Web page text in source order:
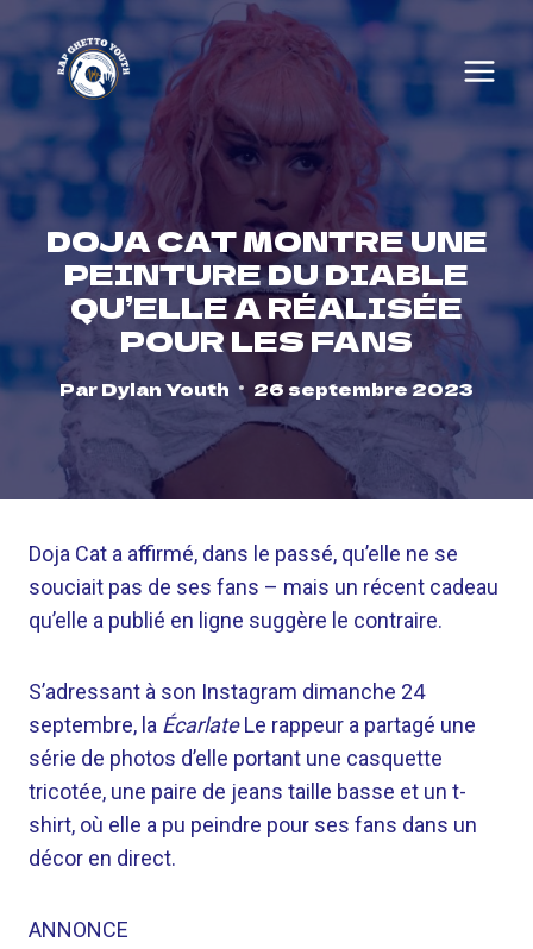
to
content
DOJA CAT MONTRE UNE
PEINTURE DU DIABLE
QU’ELLE A RÉALISÉE
POUR LES FANS
ParDylan Youth 26 septembre 2023
Doja Cat a affirmé, dans le passé, qu’elle ne se
souciait pas de ses fans – mais un récent cadeau
qu’elle a publié en ligne suggère le contraire.
S’adressant à son Instagram dimanche 24
septembre, la ÉcarlateLe rappeur a partagé une
série de photos d’elle portant une casquette
tricotée, une paire de jeans taille basse et un t-
shirt, où elle a pu peindre pour ses fans dans un
décor en direct.
ANNONCE